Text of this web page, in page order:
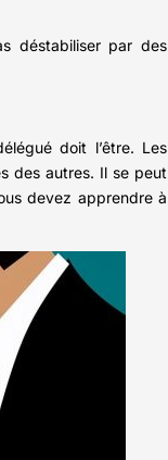
déstabiliser par des
doit l’être. Les
des autres. Il se peut
devez apprendre à